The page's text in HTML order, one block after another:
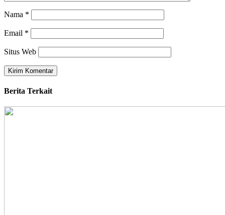
Nama *
Email *
Situs Web
Berita Terkait